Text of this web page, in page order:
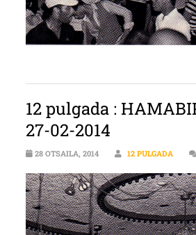
12 pulgada :
27-02-2014
28 OTSAILA, 2014 12 PULGADA